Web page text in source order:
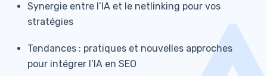
Synergie entre l’IA et le netlinking pour vos
stratégies
Tendances : pratiques et nouvelles approches
pour intégrer l’IA en SEO